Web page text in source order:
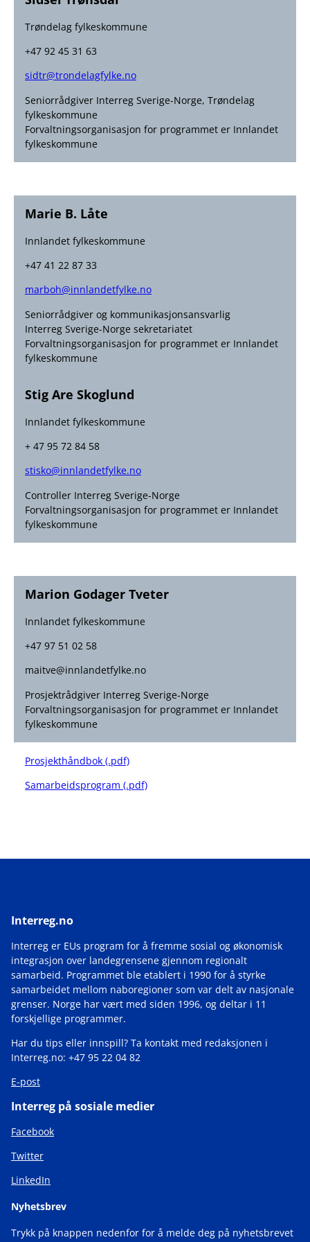
Trøndelag fylkeskommune
+47 92 45 31 63
sidtr@trondelagfylke.no
Seniorrådgiver Interreg Sverige-Norge, Trøndelag
fylkeskommune
Forvaltningsorganisasjon for programmet er Innlandet
fylkeskommune
Marie B. Låte
Innlandet fylkeskommune
+47 41 22 87 33
marboh@innlandetfylke.no
Seniorrådgiver og kommunikasjonsansvarlig
Interreg Sverige-Norge sekretariatet
Forvaltningsorganisasjon for programmet er Innlandet
fylkeskommune
Stig Are Skoglund
Innlandet fylkeskommune
+ 47 95 72 84 58
stisko@innlandetfylke.no
Controller Interreg Sverige-Norge
Forvaltningsorganisasjon for programmet er Innlandet
fylkeskommune
Marion Godager Tveter
Innlandet fylkeskommune
+47 97 51 02 58
maitve@innlandetfylke.no
Prosjektrådgiver Interreg Sverige-Norge
Forvaltningsorganisasjon for programmet er Innlandet
fylkeskommune
Prosjekthåndbok (.pdf)
Samarbeidsprogram (.pdf)
Interreg.no
Interreg er EUs program for å fremme sosial og økonomisk
integrasjon over landegrensene gjennom regionalt
samarbeid. Programmet ble etablert i 1990 for å styrke
samarbeidet mellom naboregioner som var delt av nasjonale
grenser. Norge har vært med siden 1996, og deltar i 11
forskjellige programmer.
Har du tips eller innspill? Ta kontakt med redaksjonen i
Interreg.no: +47 95 22 04 82
E-post
Interreg på sosiale medier
Facebook
Twitter
LinkedIn
Nyhetsbrev
Trykk på knappen nedenfor for å melde deg på nyhetsbrevet